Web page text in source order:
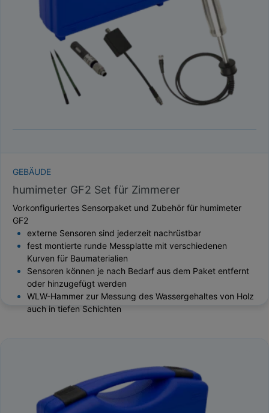
GEBÄUDE
humimeter GF2 Set für Zimmerer
Vorkonfiguriertes Sensorpaket und Zubehör für humimeter
GF2
externe Sensoren sind jederzeit nachrüstbar
fest montierte runde Messplatte mit verschiedenen
Kurven für Baumaterialien
Sensoren können je nach Bedarf aus dem Paket entfernt
oder hinzugefügt werden
WLW-Hammer zur Messung des Wassergehaltes von Holz
auch in tiefen Schichten